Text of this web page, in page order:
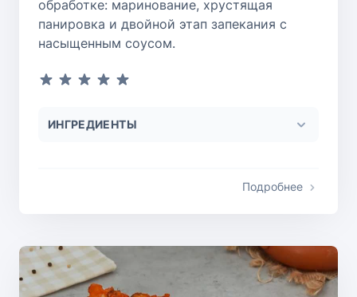
обработке: маринование, хрустящая
панировка и двойной этап запекания с
насыщенным соусом.
ИНГРЕДИЕНТЫ
Подробнее